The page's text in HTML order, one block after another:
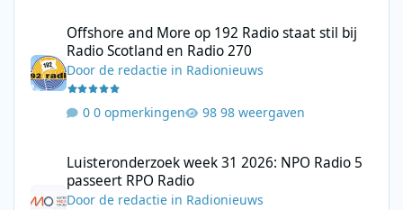
Offshore and More op 192 Radio staat stil bij
Radio Scotland en Radio 270
Doorde redactie in Radionieuws
0 opmerkingen 98 weergaven
Luisteronderzoek week 31 2026: NPO Radio 5
passeert RPO Radio
Doorde redactie in Radionieuws